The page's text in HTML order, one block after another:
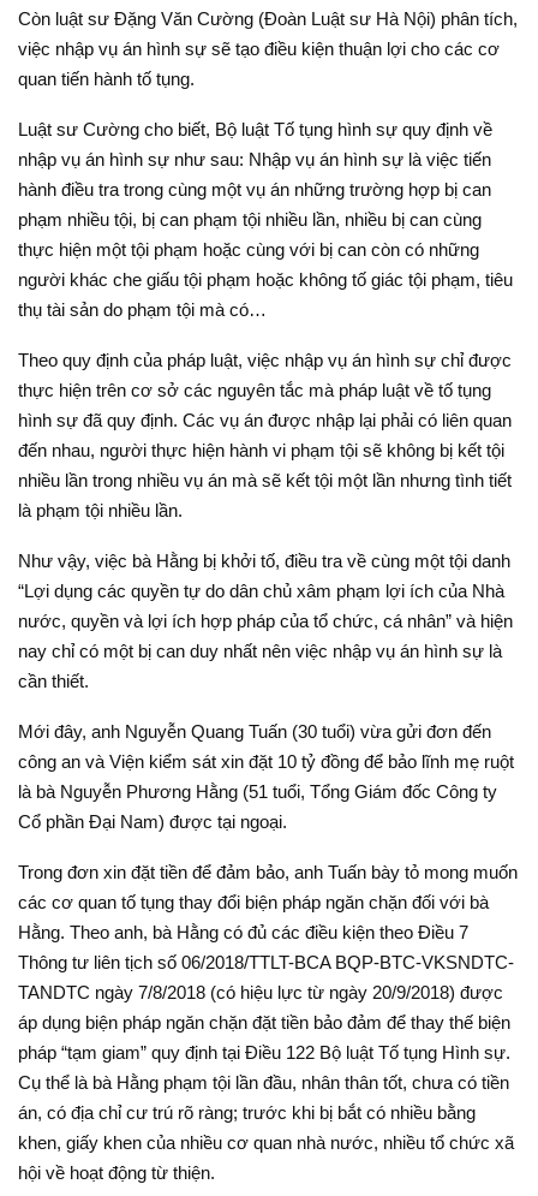
Còn luật sư Đặng Văn Cường (Đoàn Luật sư Hà Nội) phân tích,
việc nhập vụ án hình sự sẽ tạo điều kiện thuận lợi cho các cơ
quan tiến hành tố tụng.
Luật sư Cường cho biết, Bộ luật Tố tụng hình sự quy định về
nhập vụ án hình sự như sau: Nhập vụ án hình sự là việc tiến
hành điều tra trong cùng một vụ án những trường hợp bị can
phạm nhiều tội, bị can phạm tội nhiều lần, nhiều bị can cùng
thực hiện một tội phạm hoặc cùng với bị can còn có những
người khác che giấu tội phạm hoặc không tố giác tội phạm, tiêu
thụ tài sản do phạm tội mà có…
Theo quy định của pháp luật, việc nhập vụ án hình sự chỉ được
thực hiện trên cơ sở các nguyên tắc mà pháp luật về tố tụng
hình sự đã quy định. Các vụ án được nhập lại phải có liên quan
đến nhau, người thực hiện hành vi phạm tội sẽ không bị kết tội
nhiều lần trong nhiều vụ án mà sẽ kết tội một lần nhưng tình tiết
là phạm tội nhiều lần.
Như vậy, việc bà Hằng bị khởi tố, điều tra về cùng một tội danh
“Lợi dụng các quyền tự do dân chủ xâm phạm lợi ích của Nhà
nước, quyền và lợi ích hợp pháp của tổ chức, cá nhân” và hiện
nay chỉ có một bị can duy nhất nên việc nhập vụ án hình sự là
cần thiết.
Mới đây, anh Nguyễn Quang Tuấn (30 tuổi) vừa gửi đơn đến
công an và Viện kiểm sát xin đặt 10 tỷ đồng để bảo lĩnh mẹ ruột
là bà Nguyễn Phương Hằng (51 tuổi, Tổng Giám đốc Công ty
Cổ phần Đại Nam) được tại ngoại.
Trong đơn xin đặt tiền để đảm bảo, anh Tuấn bày tỏ mong muốn
các cơ quan tố tụng thay đổi biện pháp ngăn chặn đối với bà
Hằng. Theo anh, bà Hằng có đủ các điều kiện theo Điều 7
Thông tư liên tịch số 06/2018/TTLT-BCA BQP-BTC-VKSNDTC-
TANDTC ngày 7/8/2018 (có hiệu lực từ ngày 20/9/2018) được
áp dụng biện pháp ngăn chặn đặt tiền bảo đảm để thay thế biện
pháp “tạm giam” quy định tại Điều 122 Bộ luật Tố tụng Hình sự.
Cụ thể là bà Hằng phạm tội lần đầu, nhân thân tốt, chưa có tiền
án, có địa chỉ cư trú rõ ràng; trước khi bị bắt có nhiều bằng
khen, giấy khen của nhiều cơ quan nhà nước, nhiều tổ chức xã
hội về hoạt động từ thiện.